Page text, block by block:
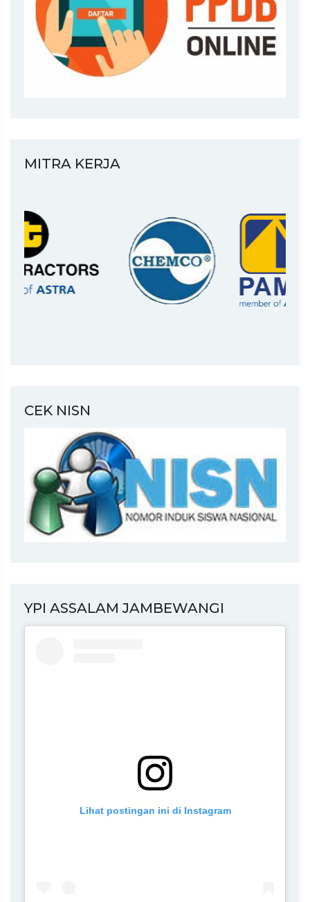
MITRA KERJA
CEK NISN
YPI ASSALAM JAMBEWANGI
Lihat postingan ini di Instagram